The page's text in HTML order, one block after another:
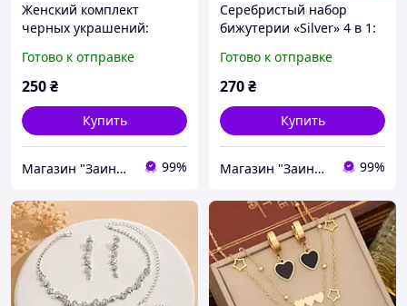
Женский комплект
черных украшений:
кольцо | набор женской
бижутерии
Готово к отправке
250₴
Купить
Магазин "Заинька" 99%
Серебристый набор
бижутерии «Silver» 4 в 1:
браслет и кольцо
Готово к отправке
270₴
Купить
Магазин "Заинька" 99%